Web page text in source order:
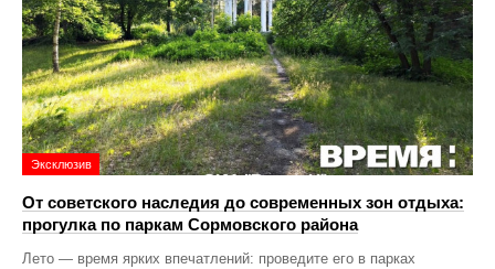
Эксклюзив
От советского наследия до современных зон отдыха:
прогулка по паркам Сормовского района
Лето — время ярких впечатлений: проведите его в парках